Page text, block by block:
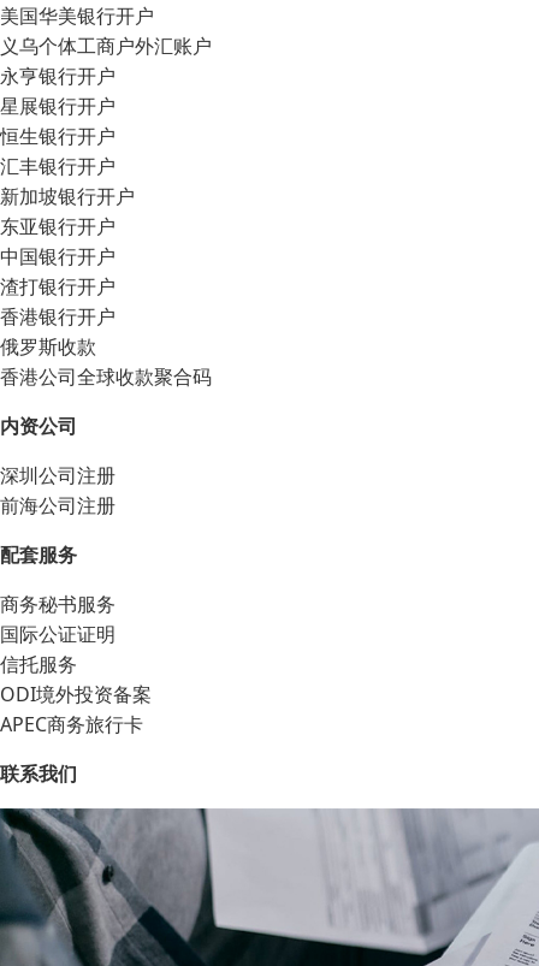
美国华美银行开户
义乌个体工商户外汇账户
永亨银行开户
星展银行开户
恒生银行开户
汇丰银行开户
新加坡银行开户
东亚银行开户
中国银行开户
渣打银行开户
香港银行开户
俄罗斯收款
香港公司全球收款聚合码
内资公司
深圳公司注册
前海公司注册
配套服务
商务秘书服务
国际公证证明
信托服务
ODI境外投资备案
APEC商务旅行卡
联系我们